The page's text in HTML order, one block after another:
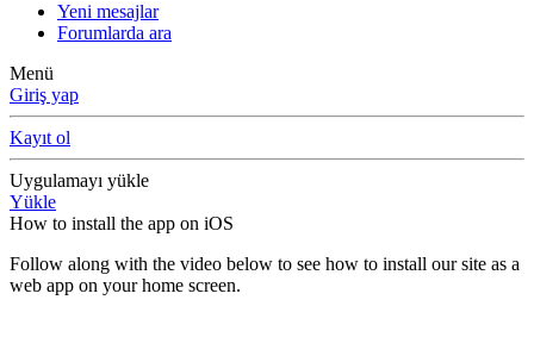
Yeni mesajlar
Forumlarda ara
Menü
Giriş yap
Kayıt ol
Uygulamayı yükle
Yükle
How to install the app on iOS
Follow along with the video below to see how to install our site as a
web app on your home screen.